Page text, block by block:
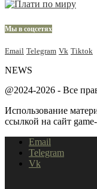
Мы в соцсетях
Email Telegram Vk Tiktok
NEWS
@2024-2026 - Все
Использование
ссылкой на сайт
Email
Telegram
Vk